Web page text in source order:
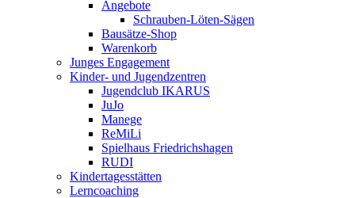
Angebote
Schrauben-Löten-Sägen
Bausätze-Shop
Warenkorb
Junges Engagement
Kinder- und Jugendzentren
Jugendclub IKARUS
JuJo
Manege
ReMiLi
Spielhaus Friedrichshagen
RUDI
Kindertagesstätten
Lerncoaching